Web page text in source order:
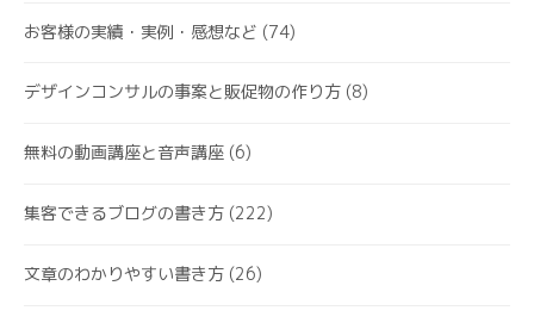
お客様の実績・実例・感想など (74)
デザインコンサルの事案と販促物の作り方 (8)
無料の動画講座と音声講座 (6)
集客できるブログの書き方 (222)
文章のわかりやすい書き方 (26)